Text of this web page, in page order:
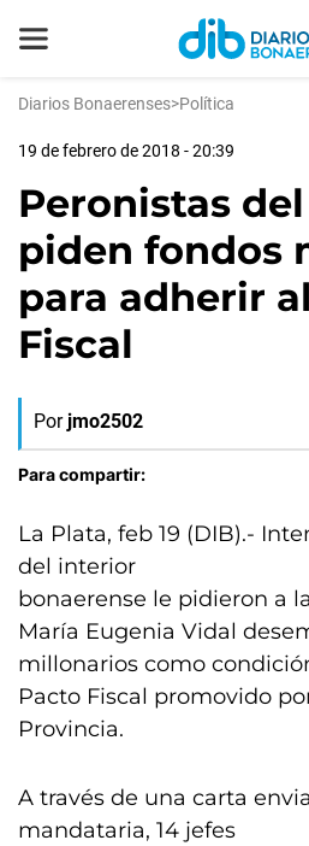
Diarios Bonaerenses>Política
19 de febrero de 2018 - 20:39
Peronistas
piden fondos
para adherir
Fiscal
Por jmo2502
Para compartir:
La Plata, feb 19 (DIB).-
del interior
bonaerense le pidieron a
María Eugenia Vidal
millonarios como
Pacto Fiscal promovido
Provincia.
A través de una carta
mandataria, 14 jefes